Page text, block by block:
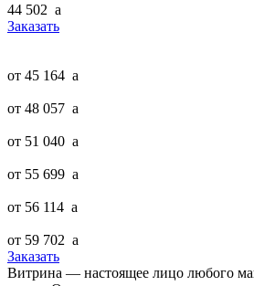
44 502 a
Заказать
от 45 164 a
от 48 057 a
от 51 040 a
от 55 699 a
от 56 114 a
от 59 702 a
Заказать
Витрина — настоящее лицо любого